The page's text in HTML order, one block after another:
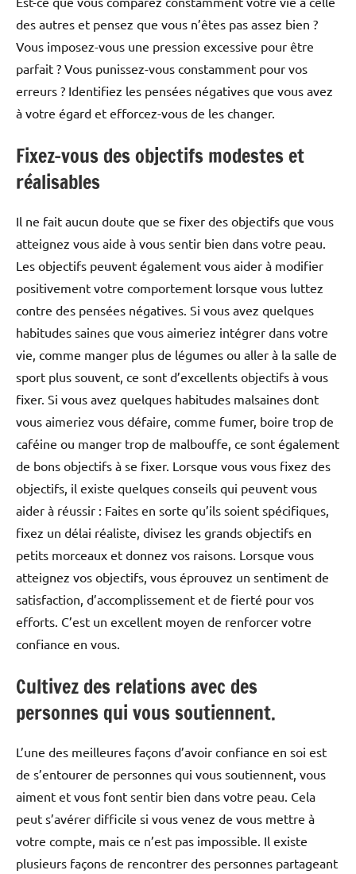
des autres et pensez que vous n’êtes pas assez bien ?
Vous imposez-vous une pression excessive pour être
parfait ? Vous punissez-vous constamment pour vos
erreurs ? Identifiez les pensées négatives que vous avez
à votre égard et efforcez-vous de les changer.
Fixez-vous des objectifs modestes et
réalisables
Il ne fait aucun doute que se fixer des objectifs que vous
atteignez vous aide à vous sentir bien dans votre peau.
Les objectifs peuvent également vous aider à modifier
positivement votre comportement lorsque vous luttez
contre des pensées négatives. Si vous avez quelques
habitudes saines que vous aimeriez intégrer dans votre
vie, comme manger plus de légumes ou aller à la salle de
sport plus souvent, ce sont d’excellents objectifs à vous
fixer. Si vous avez quelques habitudes malsaines dont
vous aimeriez vous défaire, comme fumer, boire trop de
caféine ou manger trop de malbouffe, ce sont également
de bons objectifs à se fixer. Lorsque vous vous fixez des
objectifs, il existe quelques conseils qui peuvent vous
aider à réussir : Faites en sorte qu’ils soient spécifiques,
fixez un délai réaliste, divisez les grands objectifs en
petits morceaux et donnez vos raisons. Lorsque vous
atteignez vos objectifs, vous éprouvez un sentiment de
satisfaction, d’accomplissement et de fierté pour vos
efforts. C’est un excellent moyen de renforcer votre
confiance en vous.
Cultivez des relations avec des
personnes qui vous soutiennent.
L’une des meilleures façons d’avoir confiance en soi est
de s’entourer de personnes qui vous soutiennent, vous
aiment et vous font sentir bien dans votre peau. Cela
peut s’avérer difficile si vous venez de vous mettre à
votre compte, mais ce n’est pas impossible. Il existe
plusieurs façons de rencontrer des personnes partageant